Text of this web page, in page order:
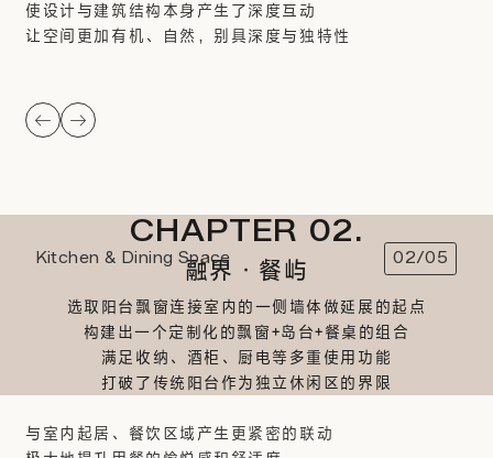
使设计与建筑结构本身产生了深度互动
让空间更加有机、自然，别具深度与独特性
CHAPTER 02.
融界·餐屿
选取阳台飘窗连接室内的一侧墙体做延展的起点
构建出一个定制化的飘窗+岛台+餐桌的组合
满足收纳、酒柜、厨电等多重使用功能
打破了传统阳台作为独立休闲区的界限
Kitchen & Dining Space 02/05
与室内起居、餐饮区域产生更紧密的联动